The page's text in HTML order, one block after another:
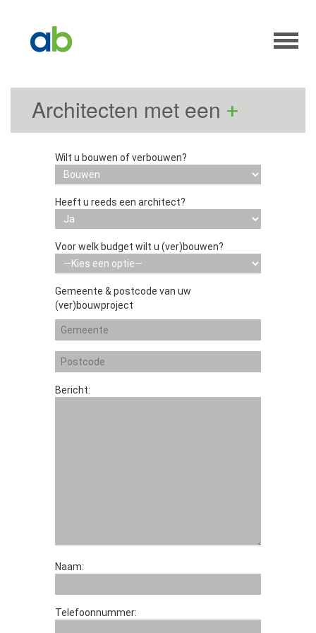
Architecten met een +
Wilt u bouwen of verbouwen?
Heeft u reeds een architect?
Voor welk budget wilt u (ver)bouwen?
Gemeente & postcode van uw
(ver)bouwproject
Bericht:
Naam:
Telefoonnummer: